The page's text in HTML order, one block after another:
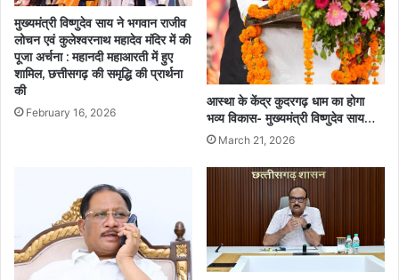
के
निर्देश….
मुख्यमंत्री विष्णुदेव साय ने भगवान राजीव
लोचन एवं कुलेश्वरनाथ महादेव मंदिर में की
पूजा अर्चना : महानदी महाआरती में हुए
शामिल, छत्तीसगढ़ की समृद्धि की प्रार्थना
की
February 16, 2026
आस्था के केंद्र कुदरगढ़ धाम का होगा
भव्य विकास- मुख्यमंत्री विष्णुदेव साय…
March 21, 2026